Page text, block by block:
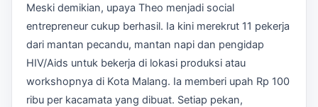
Meski demikian, upaya Theo menjadi social
entrepreneur cukup berhasil. Ia kini merekrut 11 pekerja
dari mantan pecandu, mantan napi dan pengidap
HIV/Aids untuk bekerja di lokasi produksi atau
workshopnya di Kota Malang. Ia memberi upah Rp 100
ribu per kacamata yang dibuat. Setiap pekan,